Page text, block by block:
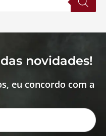
novidades!
eu concordo com a